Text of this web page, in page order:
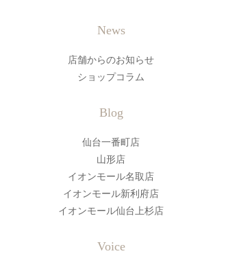
News
店舗からのお知らせ
ショップコラム
Blog
仙台一番町店
山形店
イオンモール名取店
イオンモール新利府店
イオンモール仙台上杉店
Voice